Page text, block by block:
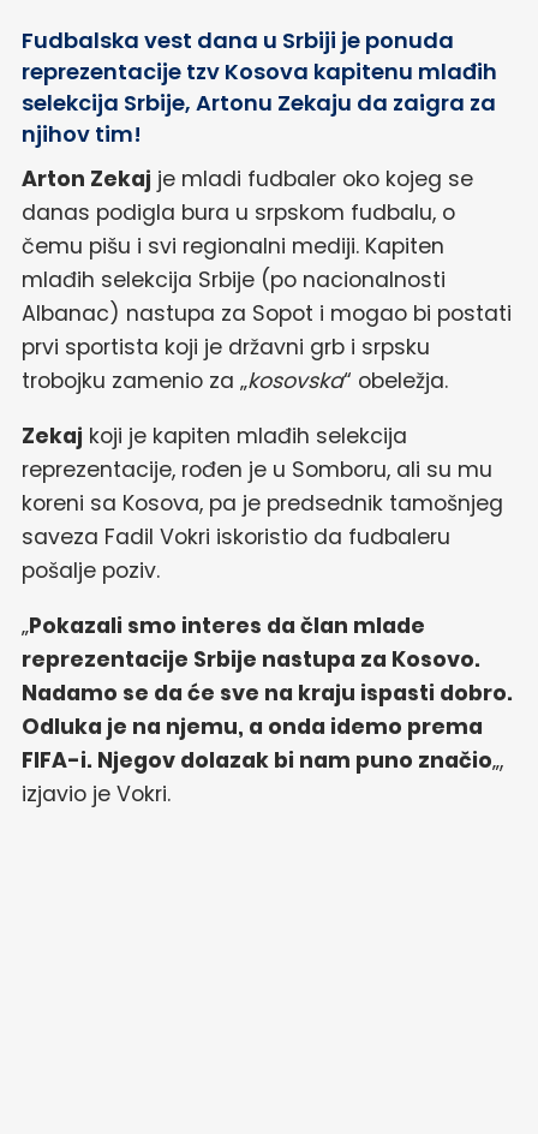
Fudbalska vest dana u Srbiji je ponuda
reprezentacije tzv Kosova kapitenu mlađih
selekcija Srbije, Artonu Zekaju da zaigra za
njihov tim!
Arton Zekaj je mladi fudbaler oko kojeg se
danas podigla bura u srpskom fudbalu, o
čemu pišu i svi regionalni mediji. Kapiten
mlađih selekcija Srbije (po nacionalnosti
Albanac) nastupa za Sopot i mogao bi postati
prvi sportista koji je državni grb i srpsku
trobojku zamenio za „kosovska“ obeležja.
Zekaj koji je kapiten mlađih selekcija
reprezentacije, rođen je u Somboru, ali su mu
koreni sa Kosova, pa je predsednik tamošnjeg
saveza Fadil Vokri iskoristio da fudbaleru
pošalje poziv.
„Pokazali smo interes da član mlade
reprezentacije Srbije nastupa za Kosovo.
Nadamo se da će sve na kraju ispasti dobro.
Odluka je na njemu, a onda idemo prema
FIFA-i. Njegov dolazak bi nam puno značio„,
izjavio je Vokri.